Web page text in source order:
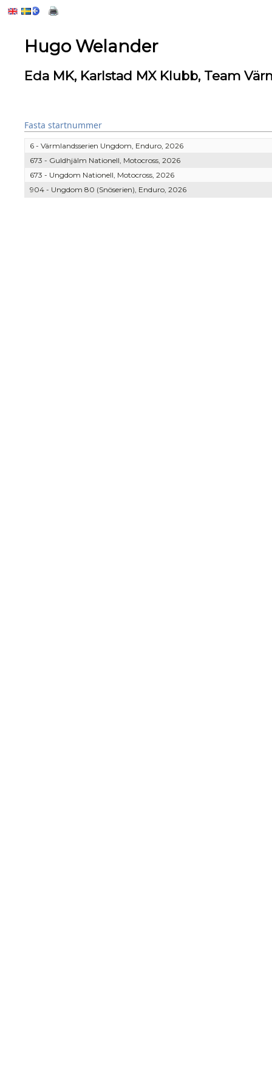
Hugo Welander
Eda MK, Karlstad MX Klubb, Team
Fasta startnummer
6 - Värmlandsserien Ungdom, Enduro, 2026
673 - Guldhjälm Nationell, Motocross, 2026
673 - Ungdom Nationell, Motocross, 2026
904 - Ungdom 80 (Snöserien), Enduro, 2026